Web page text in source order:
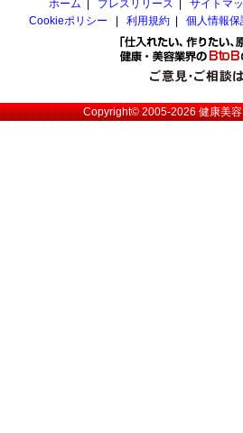
ホーム
プレスリリース
サイトマ
Cookieポリシー
利用規約 個人情報
Copyright© 2005-2026健康美